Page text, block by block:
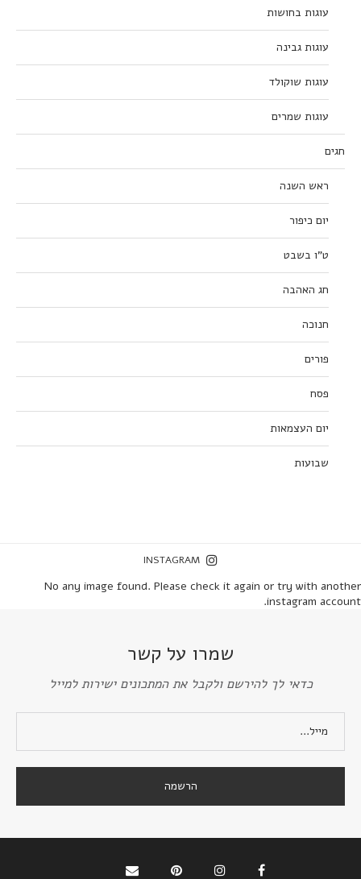
עוגות בחושות
עוגות גבינה
עוגות שוקולד
עוגות שמרים
חגים
ראש השנה
יום כיפור
ט”ו בשבט
חג האהבה
חנוכה
פורים
פסח
יום העצמאות
שבועות
INSTAGRAM
No any image found. Please check it again or try with another
instagram account.
שמרו על קשר
כדאי לך להירשם ולקבל את המתכונים ישירות למייל